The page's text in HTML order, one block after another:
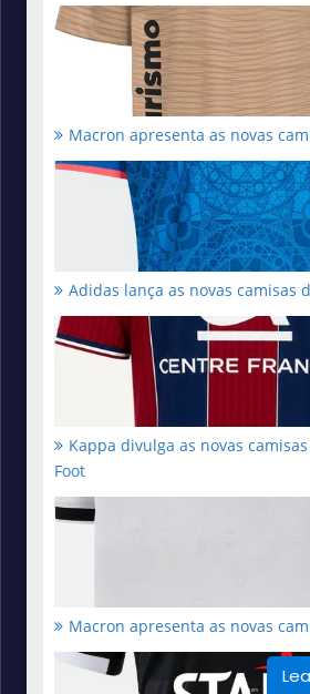
Macron apresenta as novas
Adidas lança as novas camisas
Kappa divulga as novas
Foot
Macron apresenta as novas